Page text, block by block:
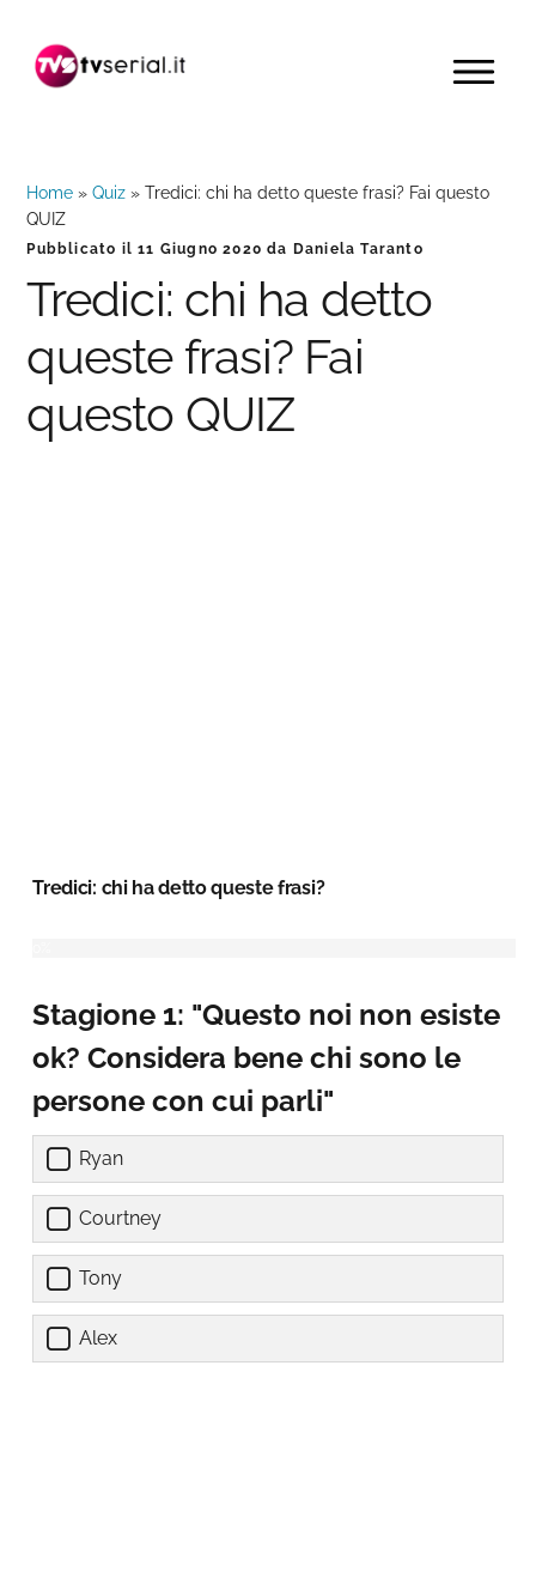
navigazione
contenuto
barra
MENU
Home »Quiz »Tredici: chi ha detto queste frasi? Fai questo
QUIZ
Pubblicato il11 Giugno 2020 da Daniela Taranto
Tredici: chi ha detto
queste frasi? Fai
questo QUIZ
Tredici: chi ha detto queste frasi?
Stagione 1: "Questo noi non esiste
ok? Considera bene chi sono le
persone con cui parli"
Ryan
Courtney
Tony
Alex